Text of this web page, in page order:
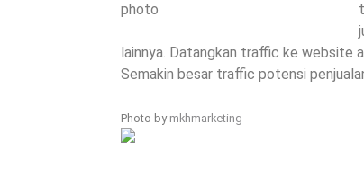
lainnya. Datangkan traffic ke website
Semakin besar traffic potensi
Photo by mkhmarketing